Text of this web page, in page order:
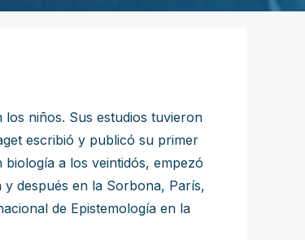
niños. Sus estudios tuvieron
escribió y publicó su primer
a los veintidós, empezó
después en la Sorbona, París,
de Epistemología en la